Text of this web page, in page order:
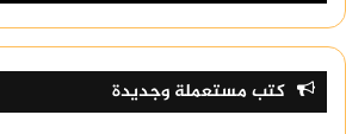
كتب مستعملة وجديدة